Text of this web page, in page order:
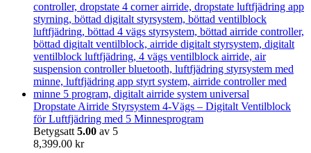
Dropstate Airride Styrsystem 4-Vägs – Digitalt Ventilblock
för Luftfjädring med 5 Minnesprogram
Betygsatt 5.00 av 5
8,399.00 kr